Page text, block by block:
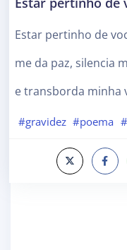
Estar pertinho de
me da paz, silencia
e transborda minha
#gravidez #poema